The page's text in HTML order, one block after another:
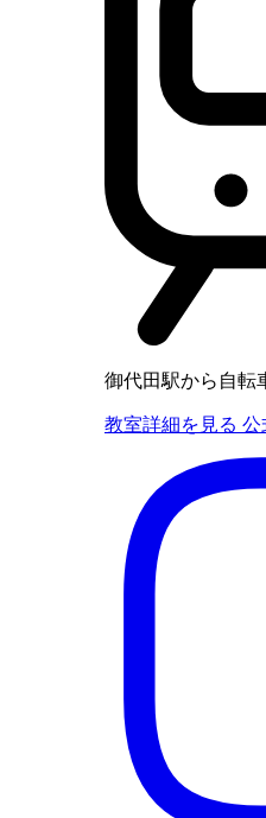
御代田駅から自転
教室詳細を見る 公